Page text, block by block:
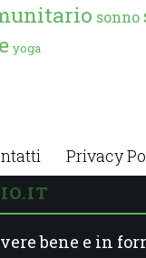
sonno
yoga
Privacy
bene e in